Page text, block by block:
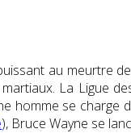
au meurtre
La Ligue
homme se charge
), Bruce Wayne se